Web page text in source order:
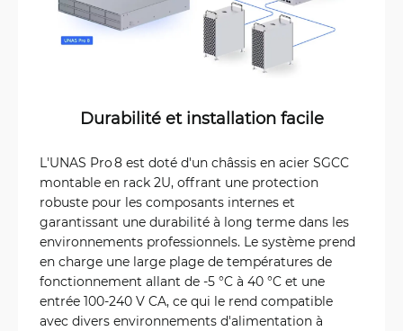
Durabilité et installation facile
L'UNAS Pro 8 est doté d'un châssis en acier SGCC
montable en rack 2U, offrant une protection
robuste pour les composants internes et
garantissant une durabilité à long terme dans les
environnements professionnels. Le système prend
en charge une large plage de températures de
fonctionnement allant de -5 °C à 40 °C et une
entrée 100-240 V CA, ce qui le rend compatible
avec divers environnements d'alimentation à